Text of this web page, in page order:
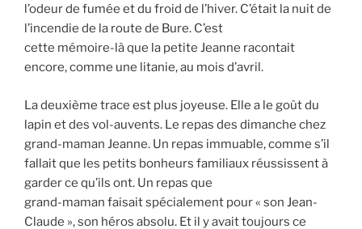
l’odeur de fumée et du froid de l’hiver. C’était la nuit de
l’incendie de la route de Bure. C’est
cette mémoire-là que la petite Jeanne racontait
encore, comme une litanie, au mois d’avril.
La deuxième trace est plus joyeuse. Elle a le goût du
lapin et des vol-auvents. Le repas des dimanche chez
grand-maman Jeanne. Un repas immuable, comme s’il
fallait que les petits bonheurs familiaux réussissent à
garder ce qu’ils ont. Un repas que
grand-maman faisait spécialement pour « son Jean-
Claude », son héros absolu. Et il y avait toujours ce